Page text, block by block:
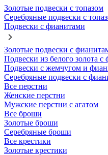
Золотые подвески с топазом
Серебряные подвески с
Подвески с фианитами
Золотые подвески с
Подвески из белого золота с
Подвески с жемчугом и
Серебряные подвески с
Все перстни
Женские перстни
Мужские перстни с агатом
Все броши
Золотые броши
Серебряные броши
Все крестики
Золотые крестики